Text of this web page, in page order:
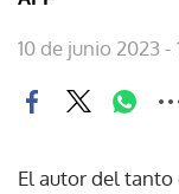
10 de junio 2023 -
El autor del tanto